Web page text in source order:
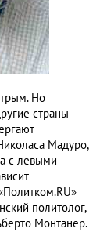
Но
страны
Мадуро,
с левыми
политолог,
Монтанер.